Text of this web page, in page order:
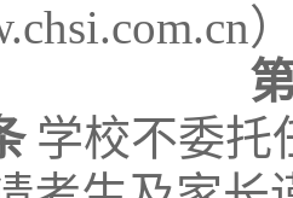
学校不委托